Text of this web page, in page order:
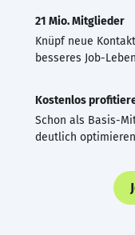
21 Mio. Mitglieder
Knüpf neue
besseres Job-
Kostenlos
Schon als Basis-
deutlich